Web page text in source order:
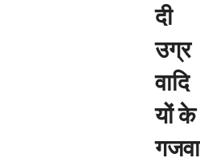
दी
उग्र
वादि
यों के
गजवा